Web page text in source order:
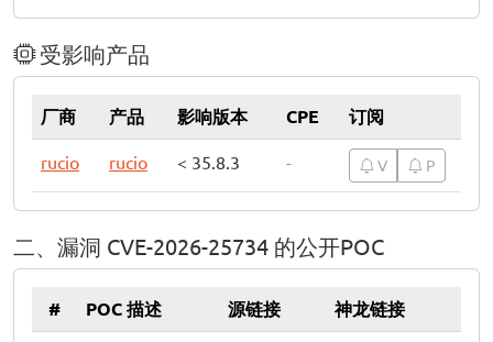
受影响产品
厂商 产品 影响版本 CPE 订阅
rucio rucio < 35.8.3 - V P
二、漏洞 CVE-2026-25734 的公开POC
# POC 描述 源链接 神龙链接